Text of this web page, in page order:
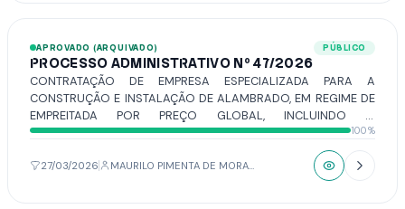
APROVADO (ARQUIVADO) PÚBLICO
PROCESSO ADMINISTRATIVO Nº 47/2026
CONTRATAÇÃO DE EMPRESA ESPECIALIZADA PARA A
CONSTRUÇÃO E INSTALAÇÃO DE ALAMBRADO, EM REGIME DE
EMPREITADA POR PREÇO GLOBAL, INCLUINDO O
FORNECIMENTO DE TODOS OS MATERIAIS, EQUIPAMENTOS E
MÃO DE OBRA NECESSÁRIOS, CONFORME ESPECIFICAÇÕES
TÉCNICAS.
100%
27/03/2026 MAURILO PIMENTA DE MORAIS